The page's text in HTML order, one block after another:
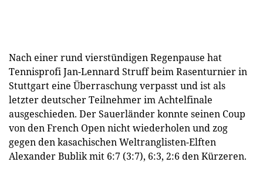
Nach einer rund vierstündigen Regenpause hat
Tennisprofi Jan-Lennard Struff beim Rasenturnier in
Stuttgart eine Überraschung verpasst und ist als
letzter deutscher Teilnehmer im Achtelfinale
ausgeschieden. Der Sauerländer konnte seinen Coup
von den French Open nicht wiederholen und zog
gegen den kasachischen Weltranglisten-Elften
Alexander Bublik mit 6:7 (3:7), 6:3, 2:6 den Kürzeren.